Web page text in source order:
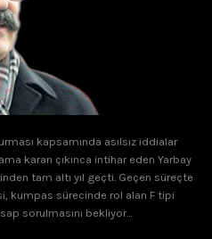
kapsamında asılsız iddialar
kararı çıkınca intihar eden Yarbay
tam altı yıl geçti. Geçen süreçte
kumpas sürecinde rol alan F tipi
sorulmasını bekliyor…